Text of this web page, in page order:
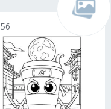
56